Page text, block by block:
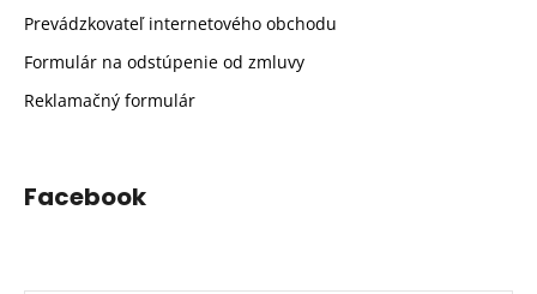
Prevádzkovateľ internetového obchodu
Formulár na odstúpenie od zmluvy
Reklamačný formulár
Facebook